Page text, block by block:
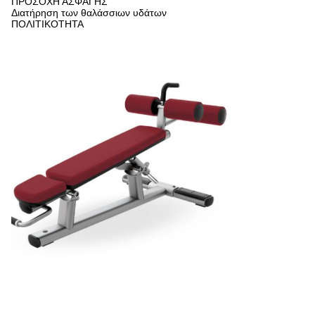
Διατήρηση των θαλάσσιων υδάτων
ΠΟΛΙΤΙΚΟΤΗΤΑ